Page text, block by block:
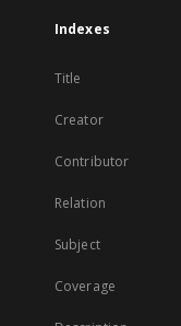
Indexes
Title
Creator
Contributor
Relation
Subject
Coverage